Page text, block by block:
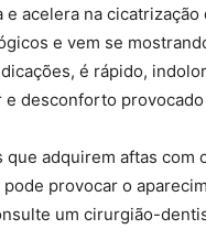
e acelera na
e vem se
é rápido,
e desconforto provocado
que adquirem aftas
pode provocar o
um cirurgião-